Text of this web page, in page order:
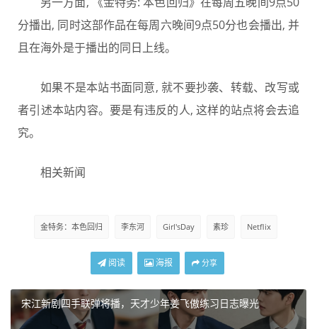
分播出, 同时这部作品在每周六晚间9点50分也会播出, 并
且在海外是于播出的同日上线。
如果不是本站书面同意, 就不要抄袭、转载、改写或
者引述本站内容。要是有违反的人, 这样的站点将会去追
究。
相关新闻
金特务：本色回归 李东河 Girl'sDay 素珍 Netflix
阅读 海报 分享
宋江新剧四手联弹将播，天才少年姜飞傲练习日志曝光